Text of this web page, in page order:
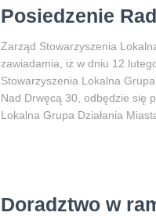
Posiedzenie
Zarząd Stowarzyszenia
zawiadamia, iż w dniu 12
Stowarzyszenia Lokalna
Nad Drwęcą 30, odbędzie się
Lokalna Grupa Działania
Doradztwo w